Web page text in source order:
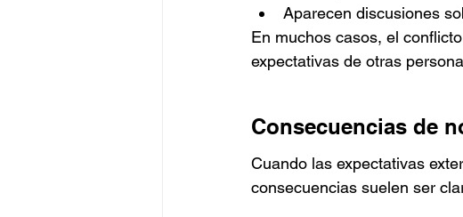
Aparecen discusiones
En muchos casos, el
expectativas de otras
Consecuencias de
Cuando las expectativas
consecuencias suelen ser